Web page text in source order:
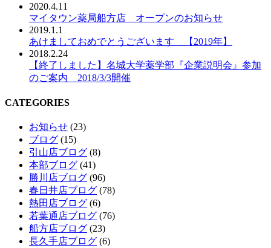
2020.4.11
マイタウン薬局船方店 オープンのお知らせ
2019.1.1
あけましておめでとうございます 【2019年】
2018.2.24
【終了しました】名城大学薬学部『企業説明会』参加
のご案内 2018/3/3開催
CATEGORIES
お知らせ (23)
ブログ (15)
引山店ブログ (8)
本部ブログ (41)
勝川店ブログ (96)
春日井店ブログ (78)
熱田店ブログ (6)
若葉通店ブログ (76)
船方店ブログ (23)
長久手店ブログ (6)